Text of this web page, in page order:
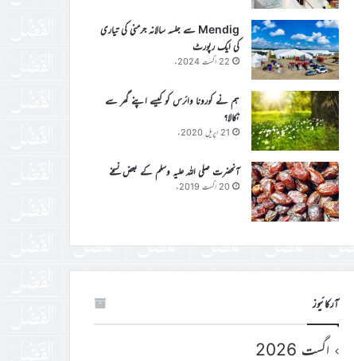
Mendig سے جلسہ سالانہ جرمنی کی تیاری
کی ایک رپورٹ
22 اگست 2024ء
ہم نے کورونا وائرس کو کیسے اپنے گھر سے
نکالا؟
21 اپریل 2020ء
آنحضرت صلی اللہ علیہ وسلم کے بعض نسخے
20 اگست 2019ء
آرکائیوز
اگست 2026